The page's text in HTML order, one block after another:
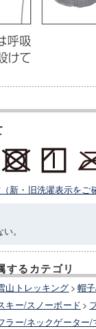
新・旧洗濯表示をご
。
するカテゴリ
山トレッキング > 帽
キー/スノーボード >
ラー/ネックゲーター/